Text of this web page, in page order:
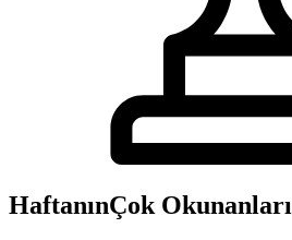
HaftanınÇok Okunanları